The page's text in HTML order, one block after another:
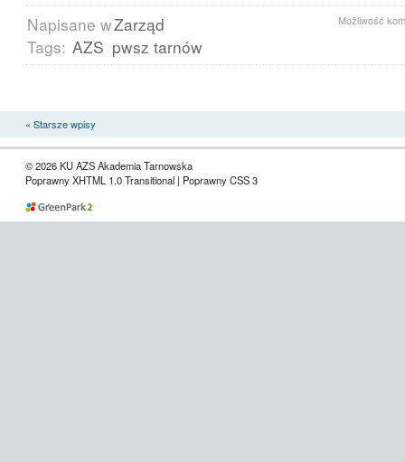
Możliwość
Napisane wZarząd
Tags: AZS pwsz tarnów
« Starsze wpisy
© 2026 KU AZS Akademia Tarnowska
Poprawny XHTML 1.0 Transitional | Poprawny CSS 3